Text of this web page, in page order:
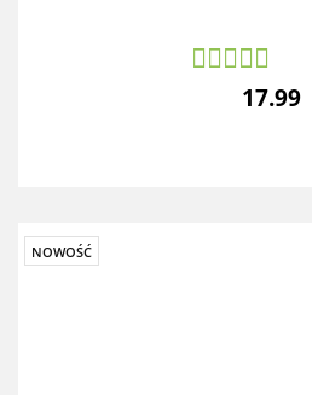
17.99
NOWOŚĆ